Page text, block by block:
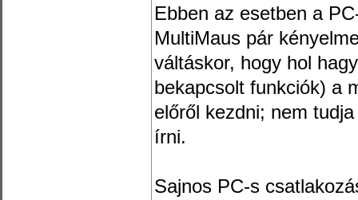
Ebben az esetben a
MultiMaus pár
váltáskor, hogy hol
bekapcsolt funkciók) a
előről kezdni; nem
írni.
Sajnos PC-s